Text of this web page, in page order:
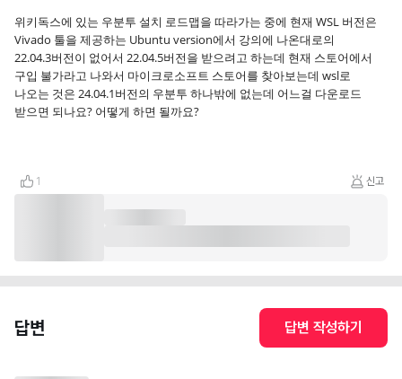
위키독스에 있는 우분투 설치 로드맵을 따라가는 중에 현재 WSL 버전은
Vivado 툴을 제공하는 Ubuntu version에서 강의에 나온대로의
22.04.3버전이 없어서 22.04.5버전을 받으려고 하는데 현재 스토어에서
구입 불가라고 나와서 마이크로소프트 스토어를 찾아보는데 wsl로
나오는 것은 24.04.1버전의 우분투 하나밖에 없는데 어느걸 다운로드
받으면 되나요? 어떻게 하면 될까요?
1 신고
답변 답변 작성하기